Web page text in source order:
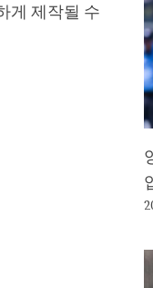
게 제작될 수